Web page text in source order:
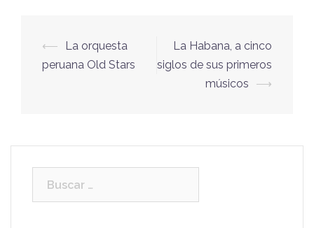
Navegación
de
⟵
La orquesta
peruana Old Stars
La Habana, a cinco
siglos de sus primeros
músicos
⟶